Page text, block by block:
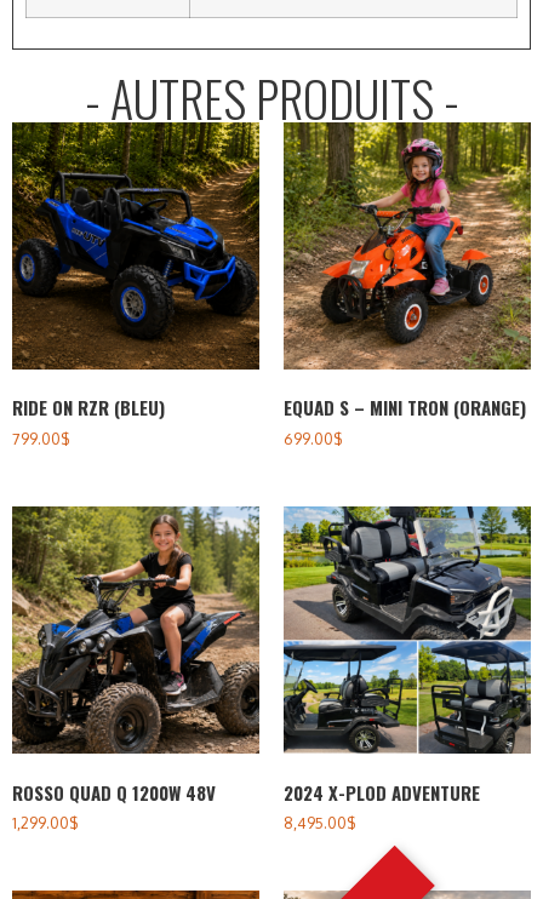
- AUTRES PRODUITS -
RIDE ON RZR (BLEU)
799.00$
EQUAD S – MINI TRON (ORANGE)
699.00$
ROSSO QUAD Q 1200W 48V
1,299.00$
2024 X-PLOD ADVENTURE
8,495.00$